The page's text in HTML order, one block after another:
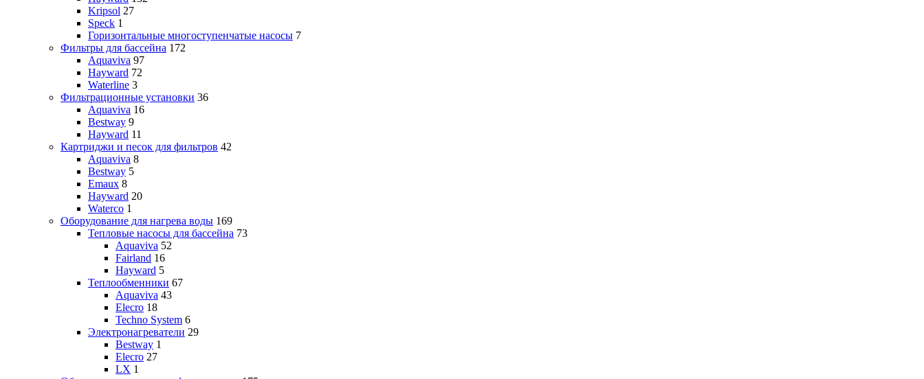
Kripsol 27
Speck 1
Горизонтальные многоступенчатые насосы 7
Фильтры для бассейна 172
Aquaviva 97
Hayward 72
Waterline 3
Фильтрационные установки 36
Aquaviva 16
Bestway 9
Hayward 11
Картриджи и песок для фильтров 42
Aquaviva 8
Bestway 5
Emaux 8
Hayward 20
Waterco 1
Оборудование для нагрева воды 169
Тепловые насосы для бассейна 73
Aquaviva 52
Fairland 16
Hayward 5
Теплообменники 67
Aquaviva 43
Elecro 18
Techno System 6
Электронагреватели 29
Bestway 1
Elecro 27
LX 1